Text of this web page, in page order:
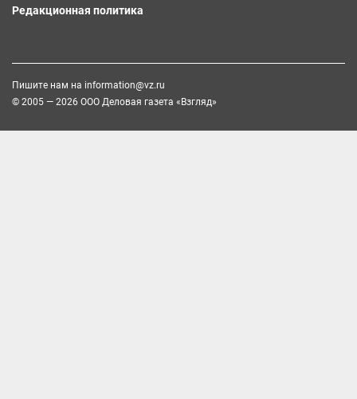
Редакционная политика
Пишите нам на information@vz.ru
© 2005 — 2026 ООО Деловая газета «Взгляд»